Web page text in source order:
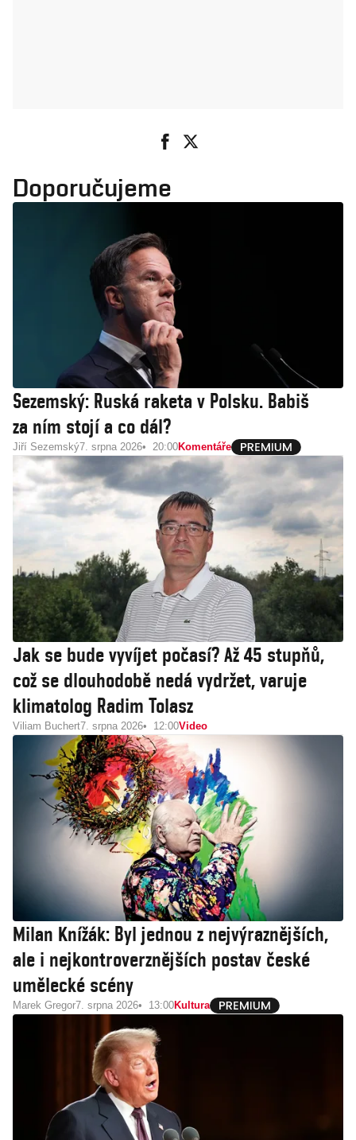
Doporučujeme
Sezemský: Ruská raketa v Polsku. Babiš
za ním stojí a co dál?
Jiří Sezemský7. srpna 2026 20:00Komentáře
Jak se bude vyvíjet počasí? Až 45 stupňů,
což se dlouhodobě nedá vydržet, varuje
klimatolog Radim Tolasz
Viliam Buchert7. srpna 2026 12:00Video
Milan Knížák: Byl jednou z nejvýraznějších,
ale i nejkontroverznějších postav české
umělecké scény
Marek Gregor7. srpna 2026 13:00Kultura